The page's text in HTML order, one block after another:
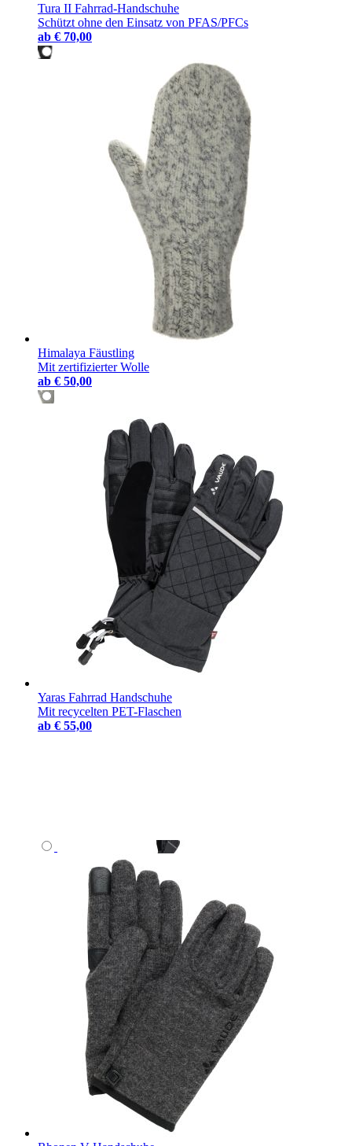
Tura II Fahrrad-Handschuhe
Schützt ohne den Einsatz von PFAS/PFCs
ab € 70,00
Himalaya Fäustling
Mit zertifizierter Wolle
ab € 50,00
Yaras Fahrrad Handschuhe
Mit recycelten PET-Flaschen
ab € 55,00